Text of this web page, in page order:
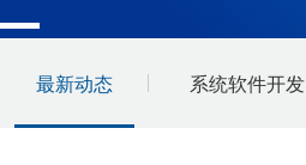
最新动态 系统软件开发